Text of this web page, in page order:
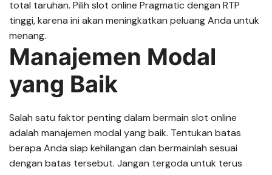
total taruhan. Pilih slot online Pragmatic dengan RTP
tinggi, karena ini akan meningkatkan peluang Anda untuk
menang.
Manajemen Modal
yang Baik
Salah satu faktor penting dalam bermain slot online
adalah manajemen modal yang baik. Tentukan batas
berapa Anda siap kehilangan dan bermainlah sesuai
dengan batas tersebut. Jangan tergoda untuk terus